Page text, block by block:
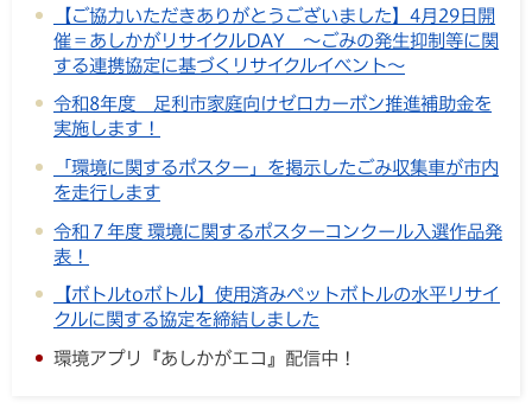
【ご協力いただきありがとうございました】4月29日開
催＝あしかがリサイクルDAY ～ごみの発生抑制等に関
する連携協定に基づくリサイクルイベント～
令和8年度 足利市家庭向けゼロカーボン推進補助金を
実施します！
「環境に関するポスター」を掲示したごみ収集車が市内
を走行します
令和７年度 環境に関するポスターコンクール入選作品発
表！
【ボトルtoボトル】使用済みペットボトルの水平リサイ
クルに関する協定を締結しました
環境アプリ『あしかがエコ』配信中！